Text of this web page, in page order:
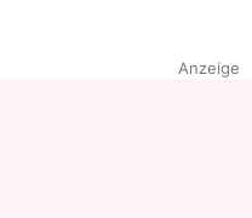
Anzeige